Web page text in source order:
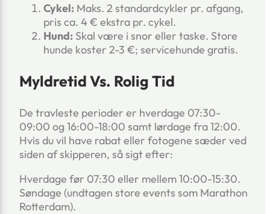
Cykel: Maks. 2 standardcykler pr. afgang,
pris ca. 4 € ekstra pr. cykel.
Hund: Skal være i snor eller taske. Store
hunde koster 2-3 €; servicehunde gratis.
Myldretid Vs. Rolig Tid
De travleste perioder er hverdage 07:30-
09:00 og 16:00-18:00 samt lørdage fra 12:00.
Hvis du vil have rabat eller fotogene sæder ved
siden af skipperen, så sigt efter:
Hverdage før 07:30 eller mellem 10:00-15:30.
Søndage (undtagen store events som Marathon
Rotterdam).